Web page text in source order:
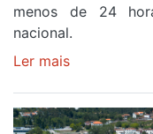
menos de 24
nacional.
Ler mais
para